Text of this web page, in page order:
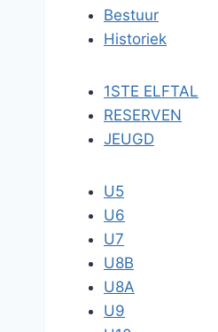
Bestuur
Historiek
1STE ELFTAL
RESERVEN
JEUGD
U5
U6
U7
U8B
U8A
U9